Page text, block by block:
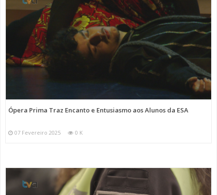
Ópera Prima Traz Encanto e Entusiasmo aos Alunos da ESA
07 Fevereiro 2025 0 K